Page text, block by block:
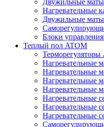
Двужильные
Нагревательные
Двужильные
Блоки
Теплый пол ATOM
Нагревательные
Нагревательные
Нагревательные
Нагревательные
Нагревательные
Нагревательные
Нагревательные